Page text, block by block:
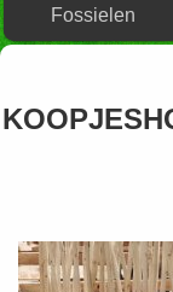
Fossielen